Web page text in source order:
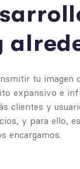
sarroll
alred
tu imagen
expansivo e
clientes y
y para ello,
encargamos.